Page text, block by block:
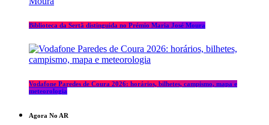
Biblioteca da Sertã distinguida no Prémio Maria José Moura
Vodafone Paredes de Coura 2026: horários, bilhetes, campismo, mapa e
meteorologia
Agora No AR